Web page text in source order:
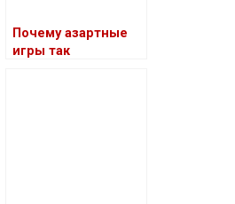
Почему азартные
игры так